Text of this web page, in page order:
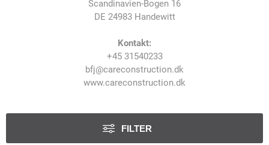
Scandinavien-Bogen 16
DE 24983 Handewitt
Kontakt:
+45 31540233
bfj@careconstruction.dk
www.careconstruction.dk
FILTER